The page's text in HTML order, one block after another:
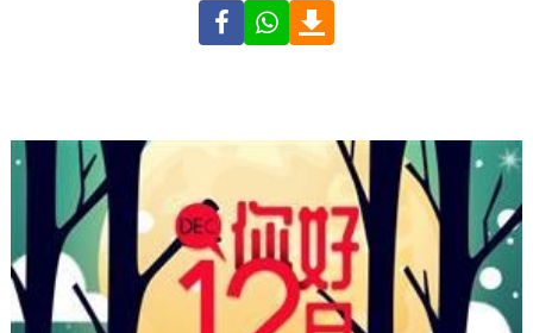
FacebookWhatsApp